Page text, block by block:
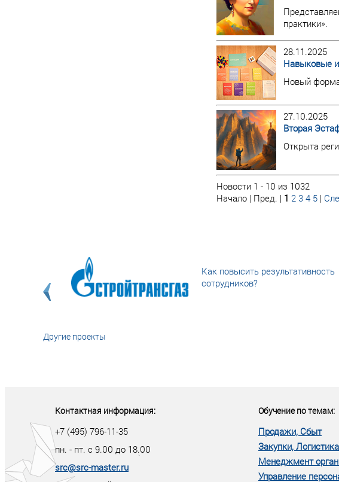
практики».
28.11.2025
Навыковые
Новый
27.10.2025
Вторая
Открыта
Новости 1 - 10 из 1032
Начало | Пред. | 1 2 3 4 5 |
Как повысить результативность
сотрудников?
Другие проекты
Контактная информация:
+7 (495) 796-11-35
пн. - пт. с 9.00 до 18.00
src@src-master.ru
Обучение по темам:
Продажи, Сбыт
Закупки, Логистика
Менеджмент
Управление